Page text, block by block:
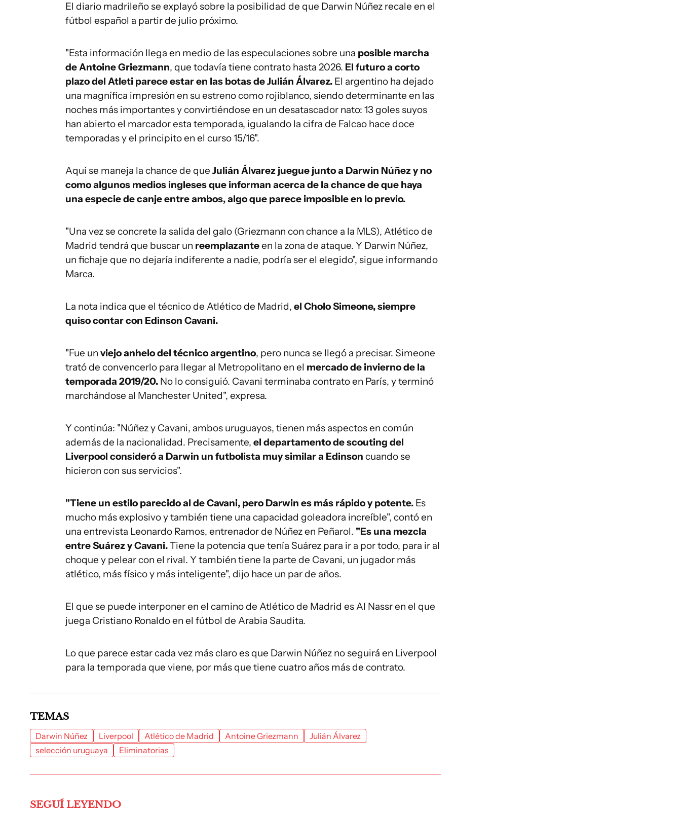
El diario madrileño se explayó sobre la posibilidad de que Darwin Núñez recale en el
fútbol español a partir de julio próximo.
"Esta información llega en medio de las especulaciones sobre una posible marcha
de Antoine Griezmann, que todavía tiene contrato hasta 2026. El futuro a corto
plazo del Atleti parece estar en las botas de Julián Álvarez. El argentino ha dejado
una magnífica impresión en su estreno como rojiblanco, siendo determinante en las
noches más importantes y convirtiéndose en un desatascador nato: 13 goles suyos
han abierto el marcador esta temporada, igualando la cifra de Falcao hace doce
temporadas y el principito en el curso 15/16".
Aquí se maneja la chance de que Julián Álvarez juegue junto a Darwin Núñez y no
como algunos medios ingleses que informan acerca de la chance de que haya
una especie de canje entre ambos, algo que parece imposible en lo previo.
"Una vez se concrete la salida del galo (Griezmann con chance a la MLS), Atlético de
Madrid tendrá que buscar un reemplazanteen la zona de ataque. Y Darwin Núñez,
un fichaje que no dejaría indiferente a nadie, podría ser el elegido", sigue informando
Marca.
La nota indica que el técnico de Atlético de Madrid, el Cholo Simeone, siempre
quiso contar con Edinson Cavani.
"Fue un viejo anhelo del técnico argentino, pero nunca se llegó a precisar. Simeone
trató de convencerlo para llegar al Metropolitano en el mercado de invierno de la
temporada 2019/20. No lo consiguió. Cavani terminaba contrato en París, y terminó
marchándose al Manchester United", expresa.
Y continúa: "Núñez y Cavani, ambos uruguayos, tienen más aspectos en común
además de la nacionalidad. Precisamente, el departamento de scouting del
Liverpool consideró a Darwin un futbolista muy similar a Edinson cuando se
hicieron con sus servicios".
"Tiene un estilo parecido al de Cavani, pero Darwin es más rápido y potente. Es
mucho más explosivo y también tiene una capacidad goleadora increíble", contó en
una entrevista Leonardo Ramos, entrenador de Núñez en Peñarol. "Es una mezcla
entre Suárez y Cavani.Tiene la potencia que tenía Suárez para ir a por todo, para ir al
choque y pelear con el rival. Y también tiene la parte de Cavani, un jugador más
atlético, más físico y más inteligente", dijo hace un par de años.
El que se puede interponer en el camino de Atlético de Madrid es Al Nassr en el que
juega Cristiano Ronaldo en el fútbol de Arabia Saudita.
Lo que parece estar cada vez más claro es que Darwin Núñez no seguirá en Liverpool
para la temporada que viene, por más que tiene cuatro años más de contrato.
TEMAS
Darwin Núñez Liverpool Atlético de Madrid Antoine Griezmann
Julián Álvarez
selección uruguaya
Eliminatorias
SEGUÍ LEYENDO